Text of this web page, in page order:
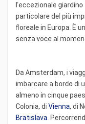
l'eccezionale
particolare del più
floreale in Europa. È
senza voce al
Da Amsterdam, i
imbarcare a bordo di
almeno in cinque
Colonia, di Vienna, di
Bratislava .